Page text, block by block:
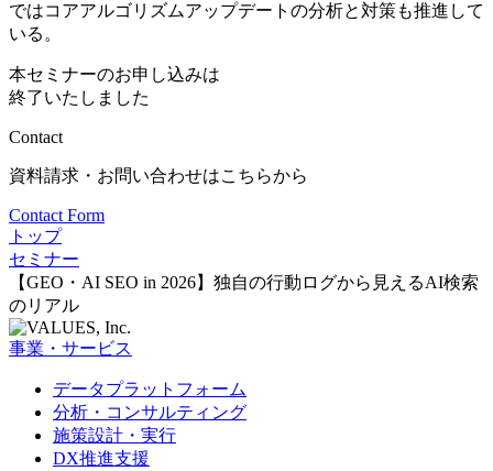
ではコアアルゴリズムアップデートの分析と対策も推進して
いる。
本セミナーのお申し込みは
終了いたしました
Contact
資料請求・お問い合わせはこちらから
Contact Form
トップ
セミナー
【GEO・AI SEO in 2026】独自の行動ログから見えるAI検索
のリアル
事業・サービス
データプラットフォーム
分析・コンサルティング
施策設計・実行
DX推進支援